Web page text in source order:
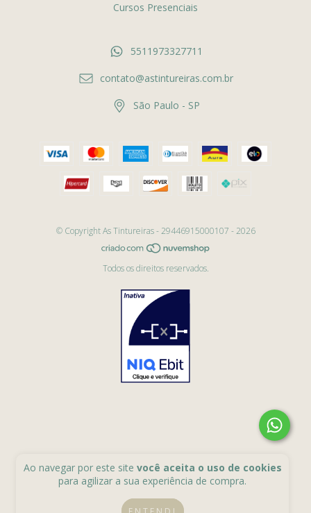
Ao navegar por este site você aceita o uso de cookies
para agilizar a sua experiência de compra.
Cursos Presenciais
5511973327711
contato@astintureiras.com.br
São Paulo - SP
© Copyright As Tintureiras - 29446915000107 - 2026
Todos os direitos reservados.